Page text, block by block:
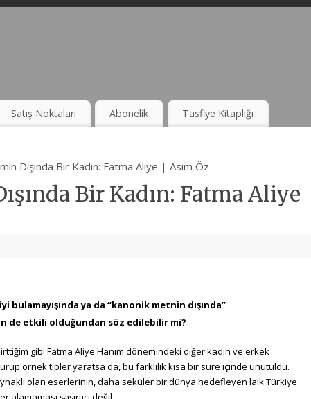
Satış Noktaları Abonelik Tasfiye Kitaplığı
Dışında Bir Kadın: Fatma Aliye | Asım Öz
Bir Kadın: Fatma Aliye
bulamayışında ya da “kanonik metnin dışında”
de etkili olduğundan söz edilebilir mi?
gibi Fatma Aliye Hanım dönemindeki diğer kadın ve erkek
örnek tipler yaratsa da, bu farklılık kısa bir süre içinde unutuldu.
olan eserlerinin, daha seküler bir dünya hedefleyen laik Türkiye